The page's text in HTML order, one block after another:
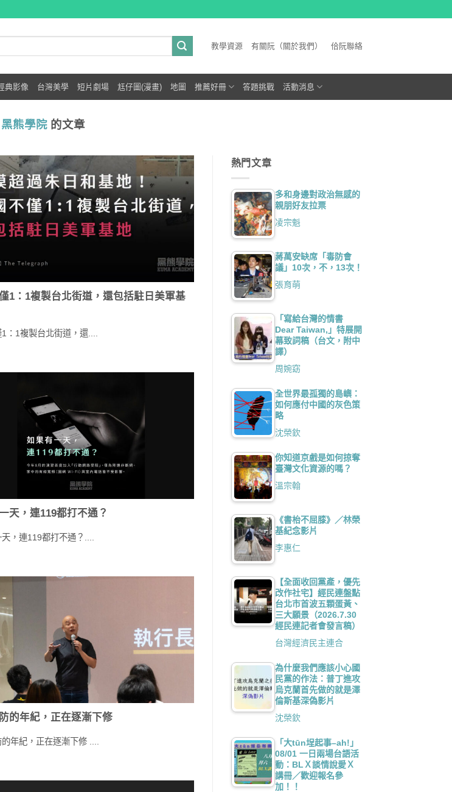
教學資源 有關阮（關於我們） 佮阮聯絡
典影像 台灣美學 短片劇場 尪仔圖(漫畫) 地圖 推薦好冊 答題挑戰 活動消息
黑熊學院的文章
1：1複製台北街道，還包括駐日美軍基
1：1複製台北街道，還....
天，連119都打不通？
，連119都打不通？....
的年紀，正在逐漸下修
年紀，正在逐漸下修 ....
熱門文章
多和身邊對政治無感的
親朋好友拉票
凌宗魁
蔣萬安缺席「毒防會
議」10次，不，13次！
張育萌
「寫給台灣的情書
Dear Taiwan,」特展開
幕致詞稿（台文，附中
譯）
周婉窈
全世界最孤獨的島嶼：
如何應付中國的灰色策
略
沈榮欽
你知道京戲是如何掠奪
臺灣文化資源的嗎？
溫宗翰
《書枱不屈膝》／林榮
基紀念影片
李惠仁
【全面收回黨產，優先
改作社宅】經民連盤點
台北市首波五顆蛋黃、
三大願景（2026.7.30
經民連記者會發言稿）
台灣經濟民主連合
為什麼我們應該小心國
民黨的作法：普丁進攻
烏克蘭首先做的就是澤
倫斯基深偽影片
沈榮欽
「大tūn埕起事–ah!」
08/01 一日兩場台語活
動：BLＸ談情說愛Ｘ
講冊／歡迎報名參
加！！